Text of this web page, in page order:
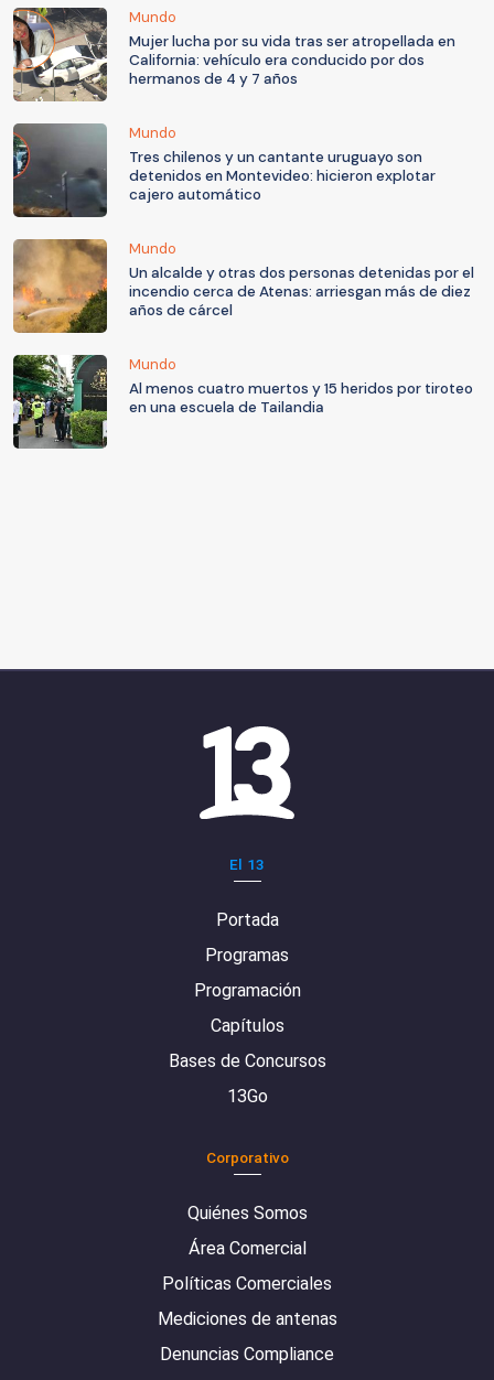
Mundo
Mujer lucha por su vida tras ser atropellada en
California: vehículo era conducido por dos
hermanos de 4 y 7 años
Mundo
Tres chilenos y un cantante uruguayo son
detenidos en Montevideo: hicieron explotar
cajero automático
Mundo
Un alcalde y otras dos personas detenidas por el
incendio cerca de Atenas: arriesgan más de diez
años de cárcel
Mundo
Al menos cuatro muertos y 15 heridos por tiroteo
en una escuela de Tailandia
El 13
Portada
Programas
Programación
Capítulos
Bases de Concursos
13Go
Corporativo
Quiénes Somos
Área Comercial
Políticas Comerciales
Mediciones de antenas
Denuncias Compliance